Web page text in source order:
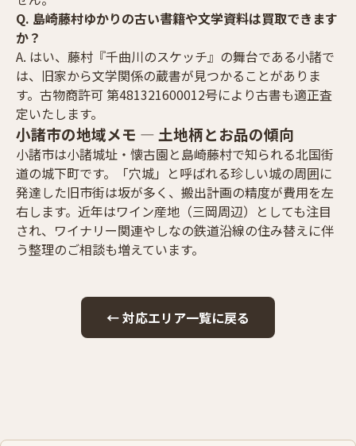
Q. 島崎藤村ゆかりの古い書籍や文学資料は買取できます
か？
A. はい、藤村『千曲川のスケッチ』の舞台である小諸で
は、旧家から文学関係の蔵書が見つかることがありま
す。古物商許可 第481321600012号により古書も適正査
定いたします。
小諸市の地域メモ — 土地柄とお品の傾向
小諸市は小諸城址・懐古園と島崎藤村で知られる北国街
道の城下町です。「穴城」と呼ばれる珍しい城の周囲に
発達した旧市街は坂が多く、搬出計画の精度が費用を左
右します。近年はワイン産地（三岡周辺）としても注目
され、ワイナリー関連やしなの鉄道沿線の住み替えに伴
う整理のご相談も増えています。
← 対応エリア一覧に戻る